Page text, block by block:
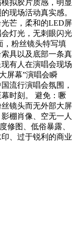
拟胶片质感，明显
现场活动真实感。
芒，柔和的LED屏
灯光，无刺眼闪光
，粉丝镜头特写填
具以及底部一条真
有人在演唱会现场
屏幕”演唱会瞬
流行演唱会氛围，
时刻。 避免：噘
镜头而无外部大屏
棚肖像、空无一人
修图、低俗暴露、
、过于锐利的商业